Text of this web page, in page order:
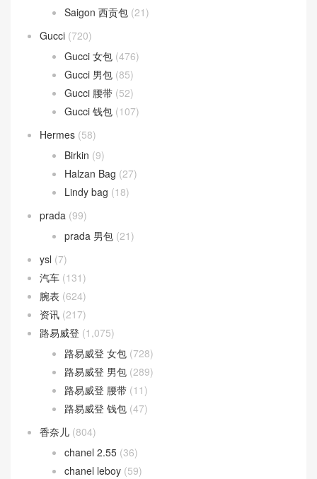
Saigon 西贡包 (21)
Gucci (720)
Gucci 女包 (476)
Gucci 男包 (85)
Gucci 腰带 (52)
Gucci 钱包 (107)
Hermes (58)
Birkin (9)
Halzan Bag (27)
Lindy bag (18)
prada (99)
prada 男包 (21)
ysl (7)
汽车 (131)
腕表 (624)
资讯 (217)
路易威登 (1,075)
路易威登 女包 (728)
路易威登 男包 (289)
路易威登 腰带 (11)
路易威登 钱包 (47)
香奈儿 (804)
chanel 2.55 (36)
chanel leboy (59)